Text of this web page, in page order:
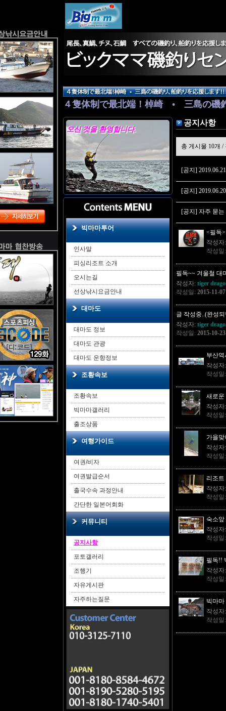
４隻体制で最北端！棹崎 • 三島の磯
随時出航しておりますので詳しくはお
마 홈페이지에 오신 것을 환영합니다.
빅마마투어
인사말
피싱리조트 소개
오시는길
선상낚시요금안내
대마도
대마도 정보
대마도 관광
대마도 운항정보
조황속보
조황속보
빅마마갤러리
출조상품
여행가이드
여권/비자
여권발급순서
출국수속 과정안내
간단한 일본어회화
커뮤니티
공지사항
포토갤러리
조행기
자유게시판
자주하는질문
공지사항
총 게시물 10개 /
[공지]
[공지]
[공지] 자주 묻는
<필독
작성
작성
필독~~ 겨울철 대
작성자: tiger
작성일: 2015-11-
글 작성중..(완성
작성자: tiger
작성일: 2015-10-
부산
작성
작성
새로운
작성
작성
가을
작성
작성
리조
작성
작성
숙소
작성
작성
필독!!
작성
작성
빅마
작성
작성